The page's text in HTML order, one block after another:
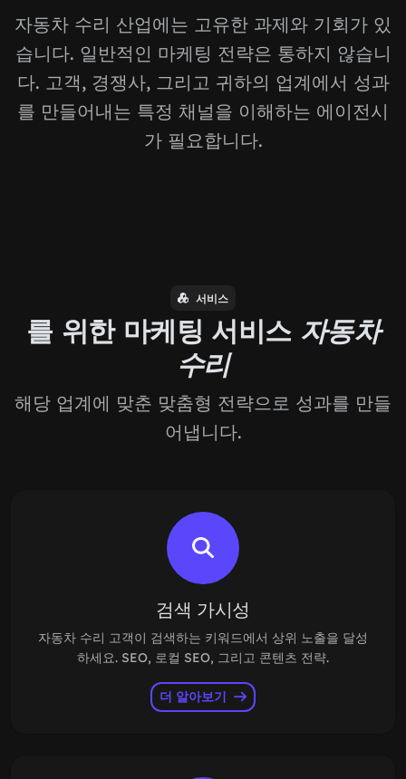
자동차 수리 산업에는 고유한 과제와 기회가 있
습니다. 일반적인 마케팅 전략은 통하지 않습니
다. 고객, 경쟁사, 그리고 귀하의 업계에서 성과
를 만들어내는 특정 채널을 이해하는 에이전시
가 필요합니다.
서비스
를 위한 마케팅 서비스 자동차
수리
해당 업계에 맞춘 맞춤형 전략으로 성과를 만들
어냅니다.
검색 가시성
자동차 수리 고객이 검색하는 키워드에서 상위 노출을 달성
하세요. SEO, 로컬 SEO, 그리고 콘텐츠 전략.
더 알아보기